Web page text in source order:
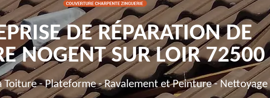
DE RÉPARATION DE
NOGENT SUR LOIR 72500
Toiture - Plateforme - Ravalement et Peinture - Nettoyage